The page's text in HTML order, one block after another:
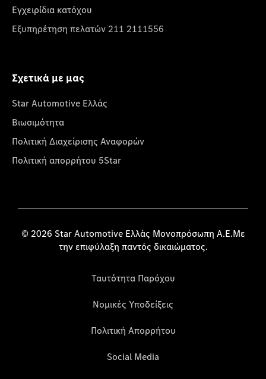
Εγχειρίδια κατόχου
Εξυπηρέτηση πελατών 211 2111556
Σχετικά με μας
Star Automotive Ελλάς
Βιωσιμότητα
Πολιτική Διαχείρισης Αναφορών
Πολιτική απορρήτου 5Star
© 2026 Star Automotive Ελλάς Μονοπρόσωπη Α.Ε.Με
την επιφύλαξη παντός δικαιώματος.
Ταυτότητα Παρόχου
Νομικές Υποδείξεις
Πολιτική Απορρήτου
Social Media